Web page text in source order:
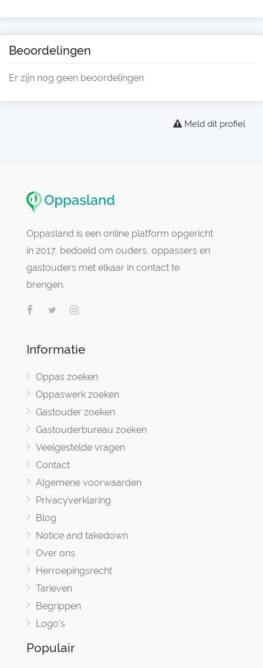
Beoordelingen
Er zijn nog geen beoordelingen
Meld dit profiel
Oppasland is een online platform opgericht
in 2017, bedoeld om ouders, oppassers en
gastouders met elkaar in contact te
brengen.
Informatie
Oppas zoeken
Oppaswerk zoeken
Gastouder zoeken
Gastouderbureau zoeken
Veelgestelde vragen
Contact
Algemene voorwaarden
Privacyverklaring
Blog
Notice and takedown
Over ons
Herroepingsrecht
Tarieven
Begrippen
Logo's
Populair